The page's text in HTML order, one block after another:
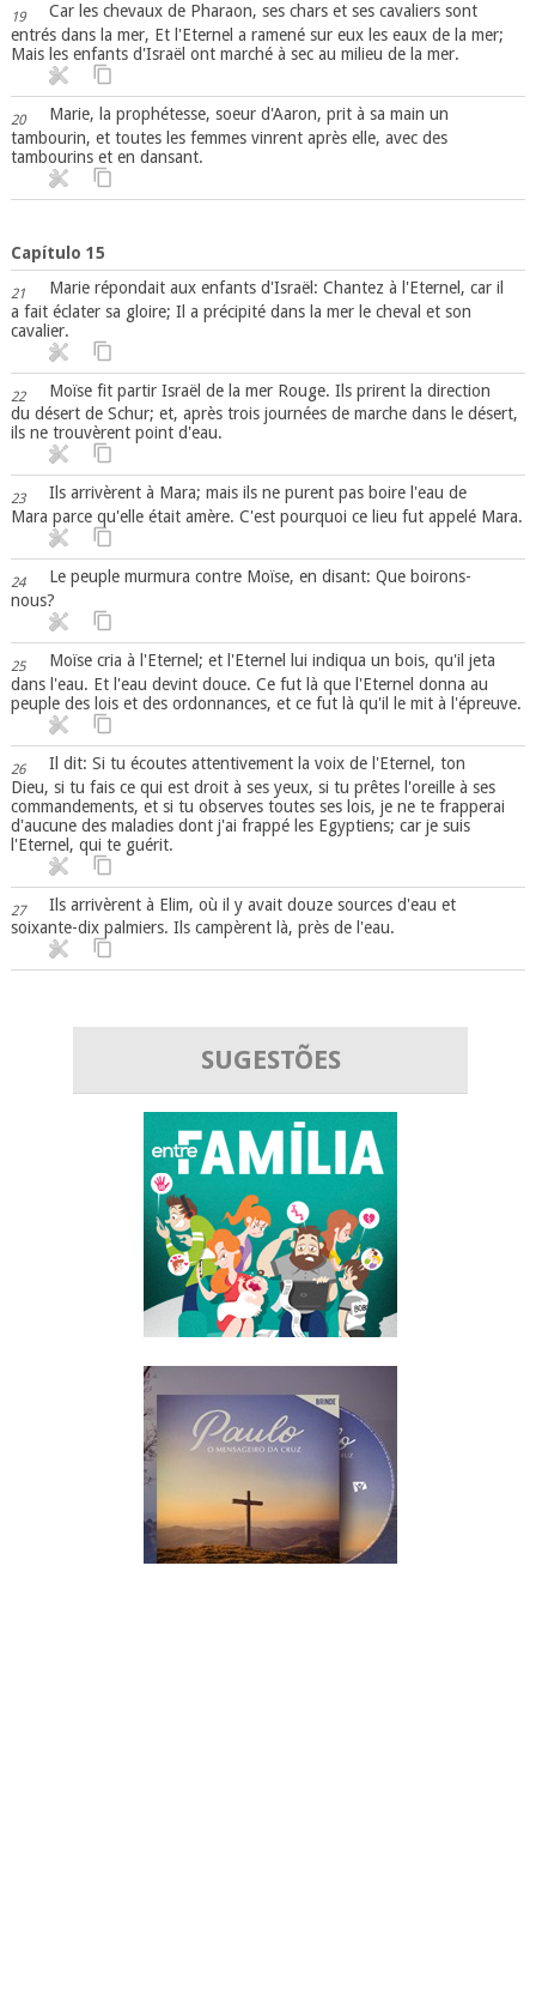
19
Car les chevaux de Pharaon, ses chars et ses cavaliers sont
entrés dans la mer, Et l'Eternel a ramené sur eux les eaux de la mer;
Mais les enfants d'Israël ont marché à sec au milieu de la mer.
20
Marie, la prophétesse, soeur d'Aaron, prit à sa main un
tambourin, et toutes les femmes vinrent après elle, avec des
tambourins et en dansant.
Capítulo 15
21
Marie répondait aux enfants d'Israël: Chantez à l'Eternel, car il
a fait éclater sa gloire; Il a précipité dans la mer le cheval et son
cavalier.
22
Moïse fit partir Israël de la mer Rouge. Ils prirent la direction
du désert de Schur; et, après trois journées de marche dans le désert,
ils ne trouvèrent point d'eau.
23
Ils arrivèrent à Mara; mais ils ne purent pas boire l'eau de
Mara parce qu'elle était amère. C'est pourquoi ce lieu fut appelé Mara.
24
Le peuple murmura contre Moïse, en disant: Que boirons-
nous?
25
Moïse cria à l'Eternel; et l'Eternel lui indiqua un bois, qu'il jeta
dans l'eau. Et l'eau devint douce. Ce fut là que l'Eternel donna au
peuple des lois et des ordonnances, et ce fut là qu'il le mit à l'épreuve.
26
Il dit: Si tu écoutes attentivement la voix de l'Eternel, ton
Dieu, si tu fais ce qui est droit à ses yeux, si tu prêtes l'oreille à ses
commandements, et si tu observes toutes ses lois, je ne te frapperai
d'aucune des maladies dont j'ai frappé les Egyptiens; car je suis
l'Eternel, qui te guérit.
27
Ils arrivèrent à Elim, où il y avait douze sources d'eau et
soixante-dix palmiers. Ils campèrent là, près de l'eau.
SUGESTÕES